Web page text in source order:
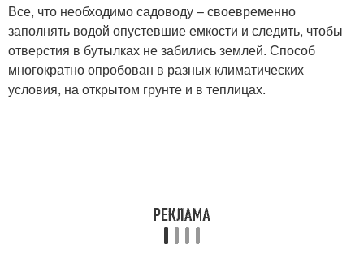
Все, что необходимо садоводу – своевременно
заполнять водой опустевшие емкости и следить, чтобы
отверстия в бутылках не забились землей. Способ
многократно опробован в разных климатических
условия, на открытом грунте и в теплицах.